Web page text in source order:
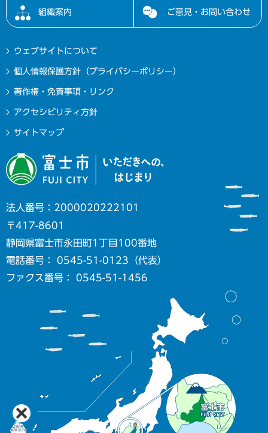
組織案内 ご意見・お問い合わせ
ウェブサイトについて
個人情報保護方針（プライバシーポリシー）
著作権・免責事項・リンク
アクセシビリティ方針
サイトマップ
法人番号：2000020222101
〒417-8601
静岡県富士市永田町1丁目100番地
電話番号： 0545-51-0123（代表）
ファクス番号： 0545-51-1456